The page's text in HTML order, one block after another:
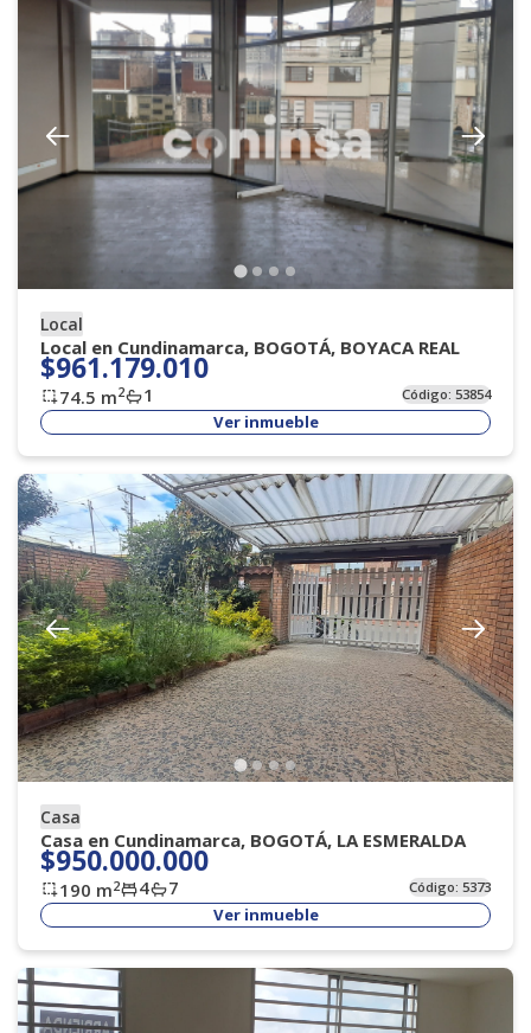
Local
Local en Cundinamarca, BOGOTÁ, BOYACA REAL
$961.179.010
74.5 m2 1 Código: 53854
Ver inmueble
Casa
Casa en Cundinamarca, BOGOTÁ, LA ESMERALDA
$950.000.000
190 m2 4 7 Código:5373
Ver inmueble